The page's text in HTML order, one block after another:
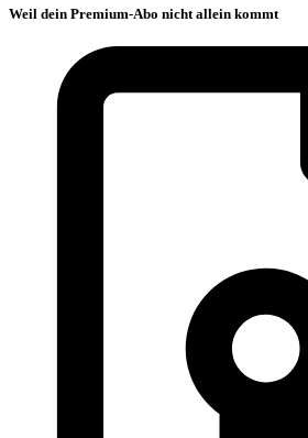
Weil dein Premium-Abo nicht allein kommt